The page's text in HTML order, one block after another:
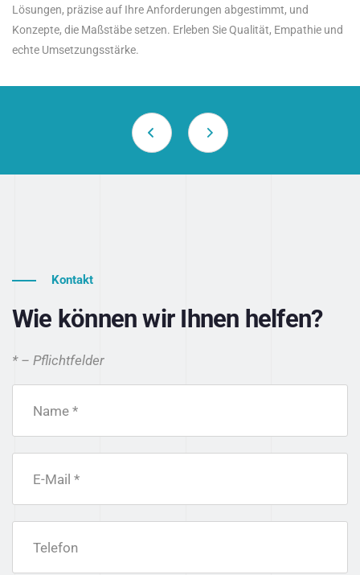
Lösungen, präzise auf Ihre Anforderungen abgestimmt, und
Konzepte, die Maßstäbe setzen. Erleben Sie Qualität, Empathie und
echte Umsetzungsstärke.
Kontakt
Wie können wir Ihnen helfen?
* – Pflichtfelder
Name *
E-Mail *
Telefon